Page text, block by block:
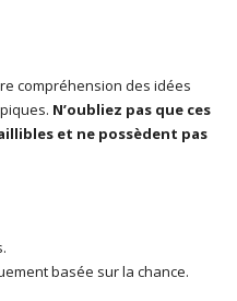
compréhension des idées
N’oubliez pas que ces
et ne possèdent pas
basée sur la chance.